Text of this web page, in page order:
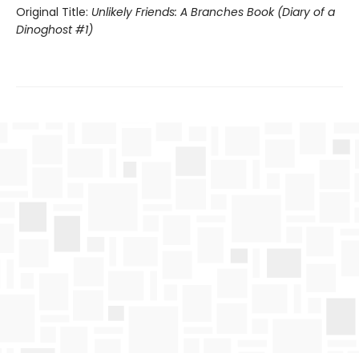
Original Title: Unlikely Friends: A Branches Book (Diary of a
Dinoghost #1)